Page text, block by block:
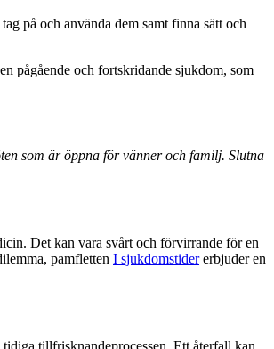
på och använda dem samt finna sätt och
pågående och fortskridande sjukdom, som
som är öppna för vänner och familj. Slutna
Det kan vara svårt och förvirrande för en
pamfletten I sjukdomstidererbjuder en
tillfrisknandeprocessen. Ett återfall kan